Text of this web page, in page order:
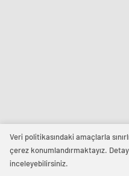
Veri politikasındaki amaçlarla
çerez konumlandırmaktayız.
inceleyebilirsiniz.